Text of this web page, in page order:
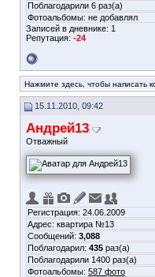
Поблагодарили 6 раз(а)
Фотоальбомы: не добавлял
Записей в дневнике: 1
Репутация: -24
Нажмите здесь, чтобы написать
15.11.2010, 09:42
Андрей13
Отважный
Регистрация: 24.06.2009
Адрес: квартира №13
Сообщений: 3,088
Поблагодарил: 435 раз(а)
Поблагодарили 1400 раз(а)
Фотоальбомы: 587 фото